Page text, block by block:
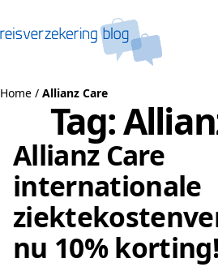
Home / Allianz Care
Tag:
Allianz Care
internationale
nu 10% korting!